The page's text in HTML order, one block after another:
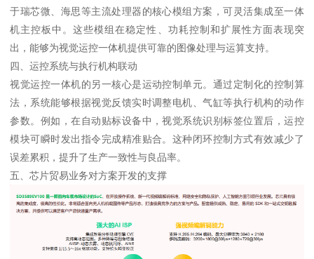
于瑞芯微、海思等主流处理器的核心模组方案，可灵活集成至一体
机主控板中。这些模组在稳定性、功耗控制和扩展性方面表现突
出，能够为视觉运控一体机提供可靠的图像处理与运算支持。
四、运控系统与执行机构联动
视觉运控一体机的另一核心是运动控制单元。通过定制化的控制算
法，系统能够根据视觉反馈实时调整电机、气缸等执行机构的动作
参数。例如，在自动贴标设备中，视觉系统识别标签位置后，运控
模块可瞬时发出指令完成精准贴合。这种闭环控制方式有效减少了
误差累积，提升了生产一致性与良品率。
五、芯片贸易业务对方案开发的支撑